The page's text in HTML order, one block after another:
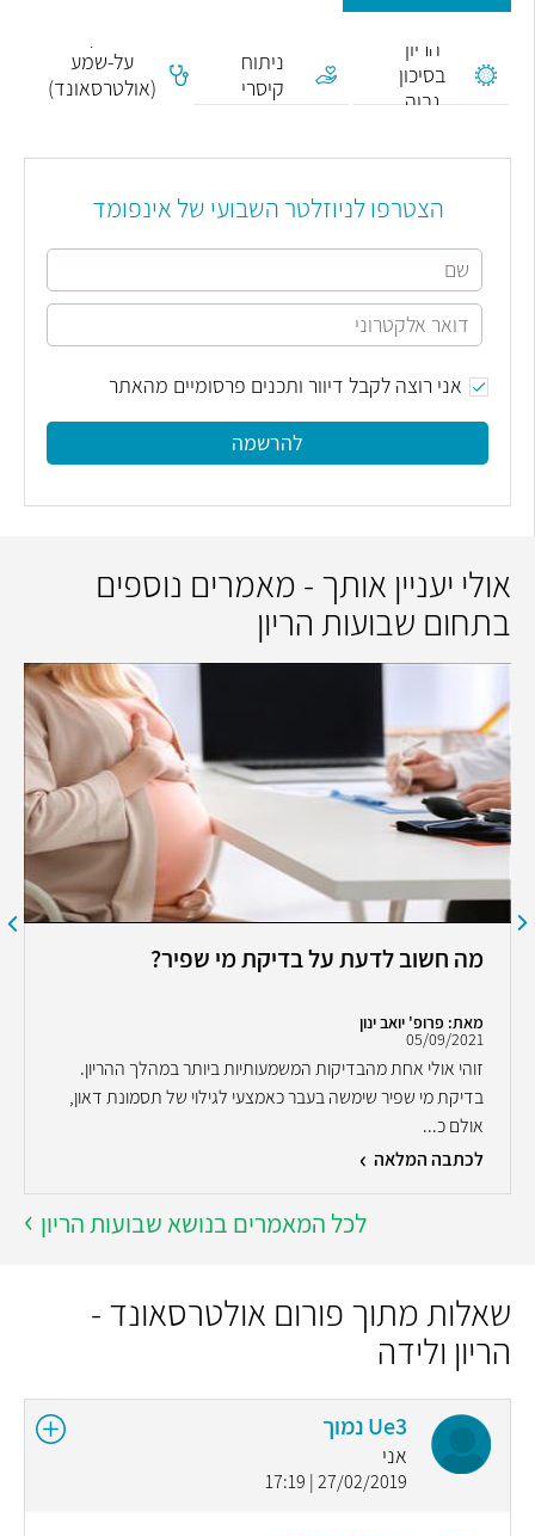
הריון
בסיכון
גבוה
ניתוח
קיסרי
על-שמע
(אולטרסאונד)
הצטרפו לניוזלטר השבועי של אינפומד
אני רוצה לקבל דיוור ותכנים פרסומיים מהאתר
להרשמה
אולי יעניין אותך - מאמרים נוספים
בתחום שבועות הריון
מה חשוב לדעת על בדיקת מי שפיר?
מאת: פרופ' יואב ינון
05/09/2021
זוהי אולי אחת מהבדיקות המשמעותיות ביותר במהלך ההריון.
בדיקת מי שפיר שימשה בעבר כאמצעי לגילוי של תסמונת דאון,
אולם כ...
לכתבה המלאה
לכל המאמרים בנושא שבועות הריון
שאלות מתוך פורום אולטרסאונד -
הריון ולידה
Ue3 נמוך
אני
27/02/2019 | 17:19